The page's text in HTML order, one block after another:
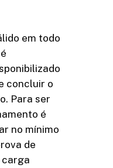
em todo
concluir o
Para ser
é
no mínimo
de
carga